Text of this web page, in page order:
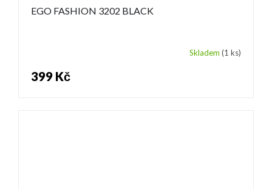
EGO FASHION 3202 BLACK
Skladem (1 ks)
399 Kč